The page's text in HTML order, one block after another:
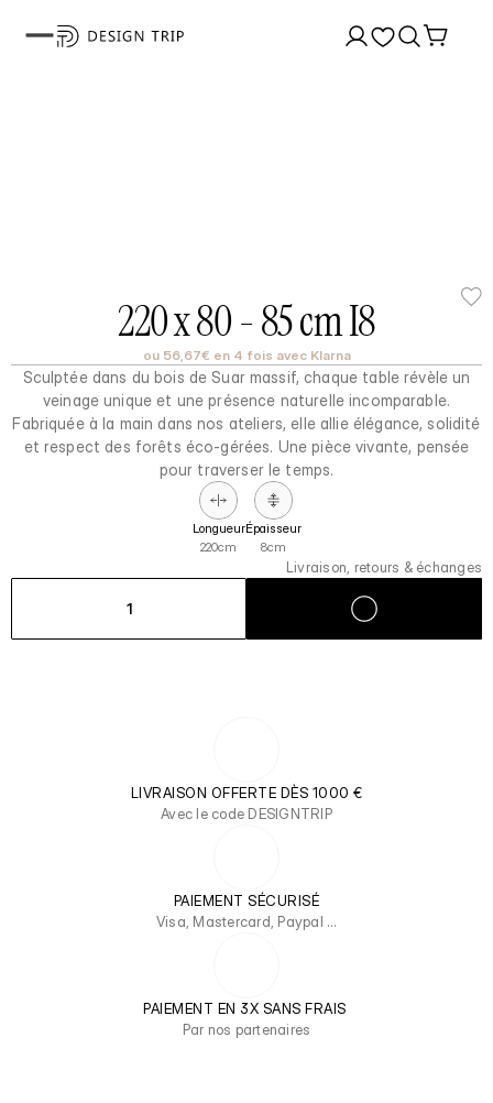
220 x 80 - 85 cm I8
ou 56,67€ en 4 fois avec Klarna
Sculptée dans du bois de Suar massif, chaque table révèle un
veinage unique et une présence naturelle incomparable.
Fabriquée à la main dans nos ateliers, elle allie élégance, solidité
et respect des forêts éco-gérées. Une pièce vivante, pensée
pour traverser le temps.
Longueur
220cm
Épaisseur
8cm
Livraison, retours & échanges
1
LIVRAISON OFFERTE DÈS 1000 €
Avec le code DESIGNTRIP
PAIEMENT SÉCURISÉ
Visa, Mastercard, Paypal …
PAIEMENT EN 3X SANS FRAIS
Par nos partenaires